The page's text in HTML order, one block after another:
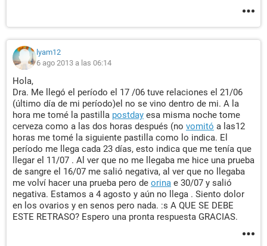
lyam12
6 ago 2013 a las 06:14
Hola,
Dra. Me llegó el período el 17 /06 tuve relaciones el 21/06
(último día de mi período)el no se vino dentro de mi. A la
hora me tomé la pastilla postday esa misma noche tome
cerveza como a las dos horas después (no vomitó a las12
horas me tomé la siguiente pastilla como lo indica. El
período me llega cada 23 días, esto indica que me tenía que
llegar el 11/07 . Al ver que no me llegaba me hice una prueba
de sangre el 16/07 me salió negativa, al ver que no llegaba
me volví hacer una prueba pero de orina e 30/07 y salió
negativa. Estamos a 4 agosto y aún no llega . Siento dolor
en los ovarios y en senos pero nada. :s A QUE SE DEBE
ESTE RETRASO? Espero una pronta respuesta GRACIAS.